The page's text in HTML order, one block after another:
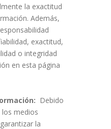
la exactitud
Además,
exactitud,
o integridad
en esta página
Debido
los medios
la